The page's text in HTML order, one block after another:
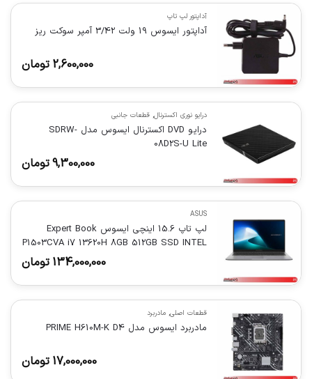
آداپتور لپ تاپ
آداپتور ایسوس 19 ولت 3/42 آمپر سوکت ریز
2,600,000 تومان
درایو نوری اکسترنال, قطعات جانبی
درایو DVD اکسترنال ایسوس مدل SDRW-
08D2S-U Lite
9,300,000تومان
ASUS
لپ تاپ 15.6 اینچی ایسوس Expert Book
P1503CVA i7 13620H 8GB 512GB SSD INTEL
134,000,000 تومان
قطعات اصلی, مادربرد
مادربرد ایسوس مدل PRIME H610M-K D4
17,000,000 تومان